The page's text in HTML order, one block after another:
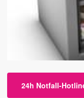
24h Notfall-